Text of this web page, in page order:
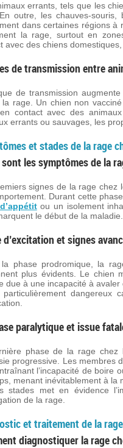
errants, tels que les
outre, les chauves-souris,
dans certaines régions
la rage, surtout en
avec des chiens
de transmission entre
de transmission
la rage. Un chien non
contact avec des
errants ou sauvages, les
et stades de la rage
les symptômes de la
signes de la rage chez
Durant cette
ou un isolement
le début de la maladie.
d’excitation et signes
phase prodromique, la
plus évidents. Le chien
due à une incapacité à
dangereux
paralytique et issue
phase de la rage chez
progressive. Les membres
l’incapacité de boire
menant inévitablement à la
stades met en évidence
de la rage.
et traitement de la rage
diagnostiquer la rage